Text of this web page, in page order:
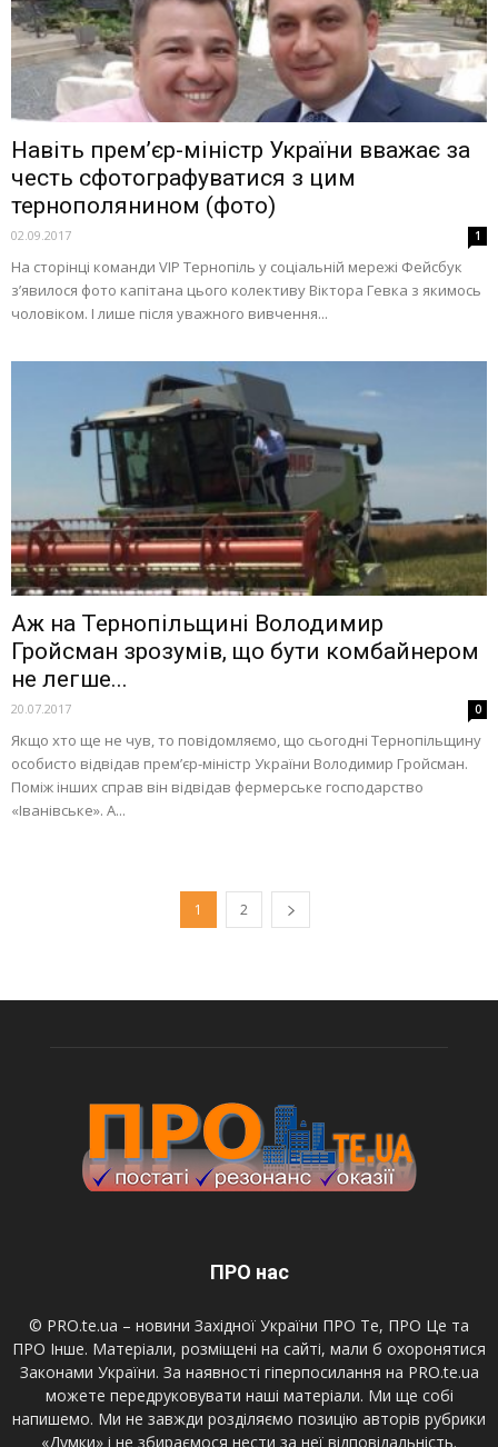
Навіть прем’єр-міністр України вважає за
честь сфотографуватися з цим
тернополянином (фото)
02.09.2017 1
На сторінці команди VIP Тернопіль у соціальній мережі Фейсбук
з’явилося фото капітана цього колективу Віктора Гевка з якимось
чоловіком. І лише після уважного вивчення...
Аж на Тернопільщині Володимир
Гройсман зрозумів, що бути комбайнером
не легше...
20.07.2017 0
Якщо хто ще не чув, то повідомляємо, що сьогодні Тернопільщину
особисто відвідав прем’єр-міністр України Володимир Гройсман.
Поміж інших справ він відвідав фермерське господарство
«Іванівське». А...
1 2
ПРО нас
© PRO.te.ua – новини Західної України ПРО Те, ПРО Це та
ПРО Інше. Матеріали, розміщені на сайті, мали б охоронятися
Законами України. За наявності гіперпосилання на PRO.te.ua
можете передруковувати наші матеріали. Ми ще собі
напишемо. Ми не завжди розділяємо позицію авторів рубрики
«Думки» і не збираємося нести за неї відповідальність.